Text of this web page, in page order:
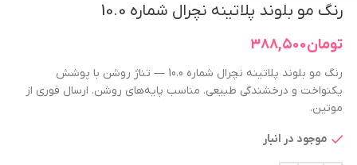
رنگ مو بلوند پلاتینه نچرال شماره 10.0
تومان۳۸۸,۵۰۰
رنگ مو بلوند پلاتینه نچرال شماره 10.0 — تناژ روشن با پوشش
یکنواخت و درخشندگی طبیعی. مناسب پایه‌های روشن. ارسال فوری از
موتین.
موجود در انبار